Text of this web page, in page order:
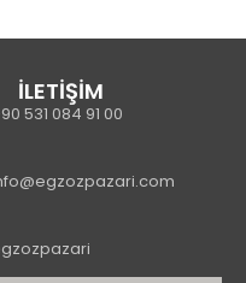
İLETİŞİM
531 084 91 00